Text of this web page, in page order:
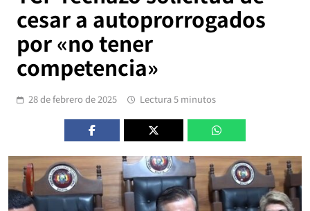
cesar a autoprorrogados
por «no tener
competencia»
28 de febrero de 2025 Lectura 5 minutos